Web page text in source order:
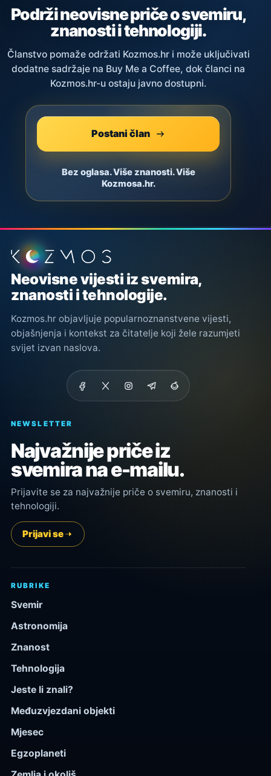
Podrži neovisne priče o svemiru,
znanosti i tehnologiji.
Članstvo pomaže održati Kozmos.hr i može uključivati
dodatne sadržaje na Buy Me a Coffee, dok članci na
Kozmos.hr-u ostaju javno dostupni.
Postani član
Bez oglasa. Više znanosti. Više
Kozmosa.hr.
Podnožje stranice
Neovisne vijesti iz svemira,
znanosti i tehnologije.
Kozmos.hr objavljuje popularnoznanstvene vijesti,
objašnjenja i kontekst za čitatelje koji žele razumjeti
svijet izvan naslova.
NEWSLETTER
Najvažnije priče iz
svemira na e-mailu.
Prijavite se za najvažnije priče o svemiru, znanosti i
tehnologiji.
Prijavi se
RUBRIKE
Svemir
Astronomija
Znanost
Tehnologija
Jeste li znali?
Međuzvjezdani objekti
Mjesec
Egzoplaneti